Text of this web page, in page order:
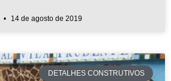
14 de agosto de 2019
DETALHES CONSTRUTIVOS